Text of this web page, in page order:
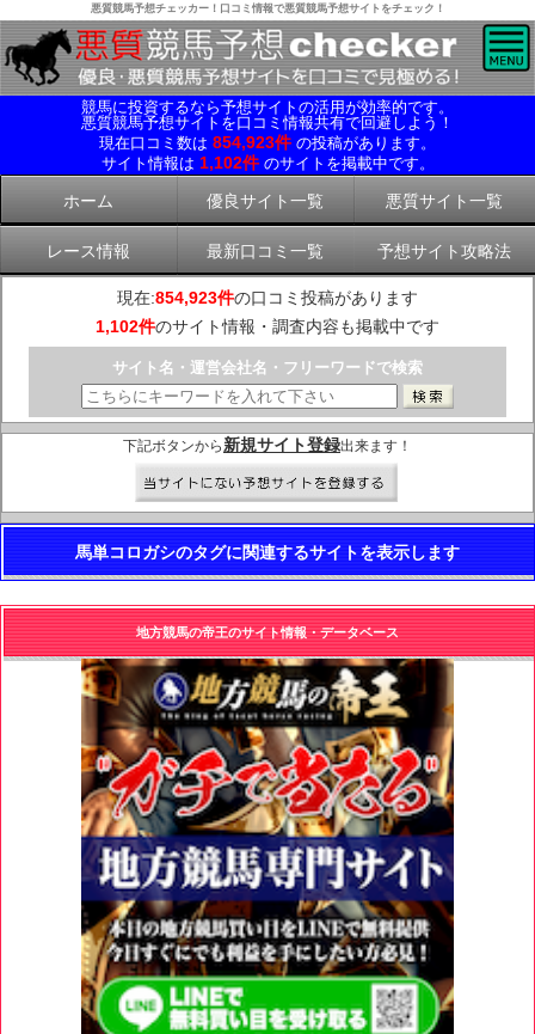
悪質競馬予想チェッカー！口コミ情報で悪質競馬予想サイトをチェック！
競馬に投資するなら予想サイトの活用が効率的です。
悪質競馬予想サイトを口コミ情報共有で回避しよう！
現在口コミ数は 854,923件 の投稿があります。
サイト情報は 1,102件 のサイトを掲載中です。
ホーム 優良サイト一覧 悪質サイト一覧
レース情報 最新口コミ一覧 予想サイト攻略法
現在:854,923件の口コミ投稿があります
1,102件のサイト情報・調査内容も掲載中です
サイト名・運営会社名・フリーワードで検索
下記ボタンから 新規サイト登録出来ます！
馬単コロガシのタグに関連するサイトを表示します
地方競馬の帝王のサイト情報・データベース